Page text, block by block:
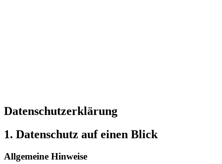
Datenschutz­erklärung
1. Datenschutz auf einen Blick
Allgemeine Hinweise